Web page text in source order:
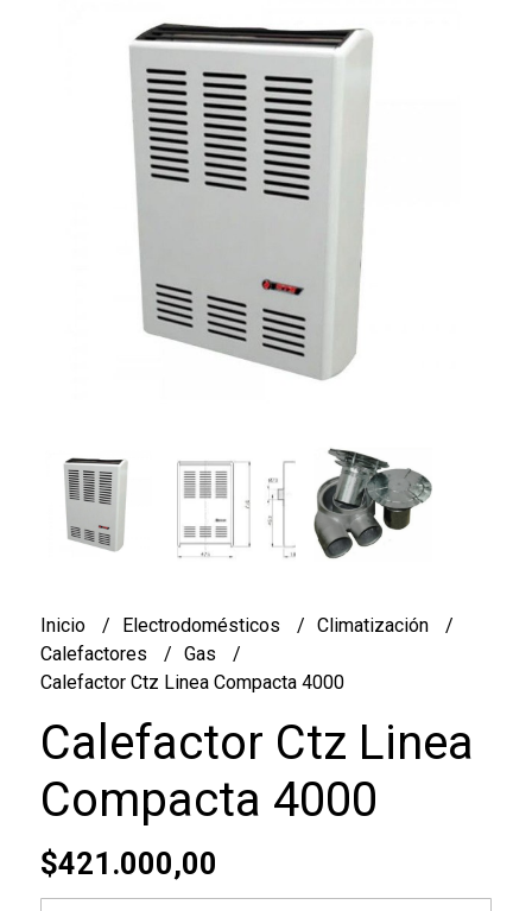
Inicio Electrodomésticos
Climatización
Calefactores
Gas
Calefactor Ctz Linea Compacta 4000
Calefactor Ctz Linea
Compacta 4000
$421.000,00